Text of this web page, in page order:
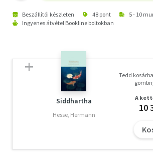
Beszállítói készleten 48 pont
5 - 10
Ingyenes átvétel Bookline boltokban
Siddhartha
Hesse, Hermann
Tedd
A
10